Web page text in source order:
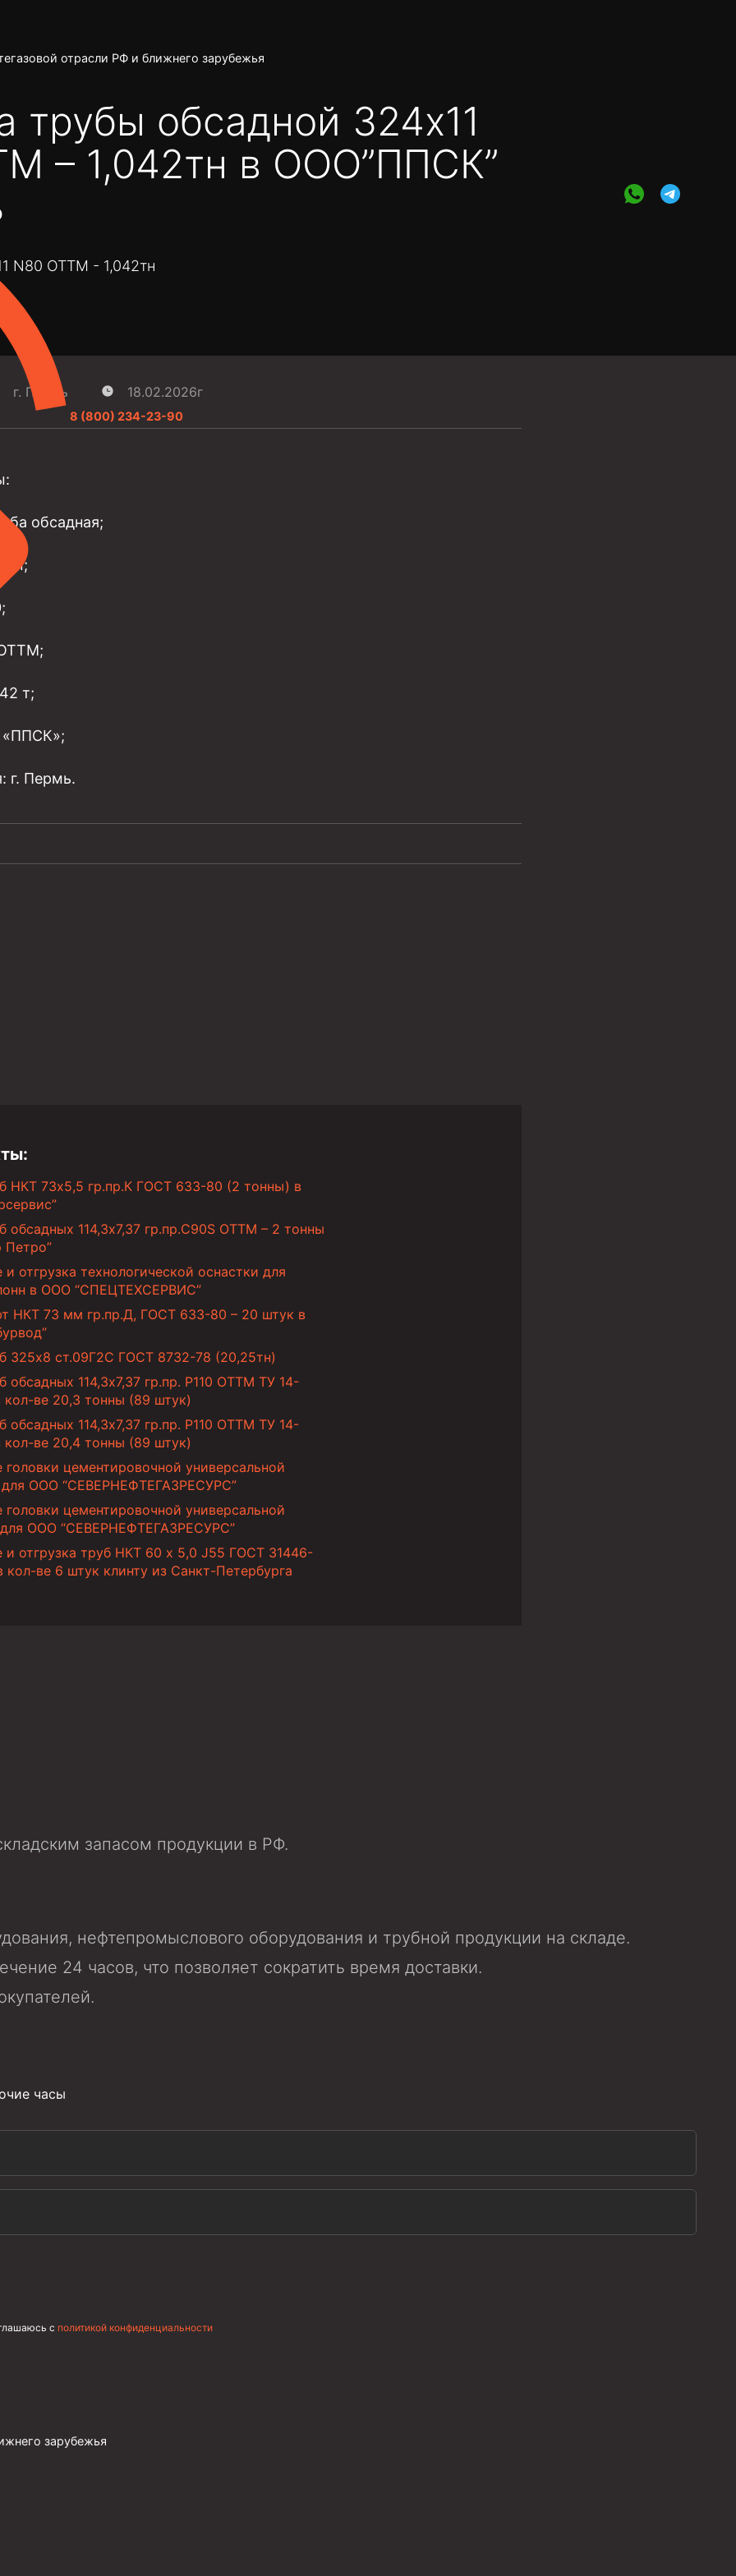
отрасли РФ и ближнего зарубежья
8 (800) 234-23-90
высокого давления
скважин УЭЦС
трубы обсадной 324х11
– 1,042тн в ООО”ППСК”
N80 ОТТМ - 1,042тн
г. Пермь 18.02.2026г
обсадная;
мм;
т;
«ППСК»;
г. Пермь.
НКТ 73х5,5 гр.пр.К ГОСТ 633-80 (2 тонны) в
обсадных 114,3х7,37 гр.пр.C90S ОТТМ – 2 тонны
Петро”
и отгрузка технологической оснастки для
в ООО “СПЕЦТЕХСЕРВИС”
НКТ 73 мм гр.пр.Д, ГОСТ 633-80 – 20 штук в
325х8 ст.09Г2С ГОСТ 8732-78 (20,25тн)
обсадных 114,3х7,37 гр.пр. Р110 ОТТМ ТУ 14-
кол-ве 20,3 тонны (89 штук)
обсадных 114,3х7,37 гр.пр. Р110 ОТТМ ТУ 14-
кол-ве 20,4 тонны (89 штук)
головки цементировочной универсальной
ООО “СЕВЕРНЕФТЕГАЗРЕСУРС”
головки цементировочной универсальной
ООО “СЕВЕРНЕФТЕГАЗРЕСУРС”
и отгрузка труб НКТ 60 х 5,0 J55 ГОСТ 31446-
кол-ве 6 штук клинту из Санкт-Петербурга
запасом продукции в РФ.
нефтепромыслового оборудования и трубной продукции на складе.
24 часов, что позволяет сократить время доставки.
часы
с политикой конфиденциальности
зарубежья